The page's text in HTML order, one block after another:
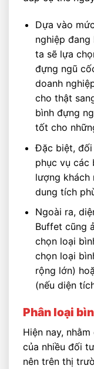
Dựa vào
nghiệp
ta sẽ lựa
đựng ngũ
doanh
cho thật
bình đựng
tốt cho
Đặc biệt, đối
phục vụ các
lượng khách
dung tích
Ngoài ra,
Buffet cũng
chọn loại
chọn loại
rộng lớn)
(nếu diện
Phân loại
Hiện nay,
của nhiều đối
nên trên thị